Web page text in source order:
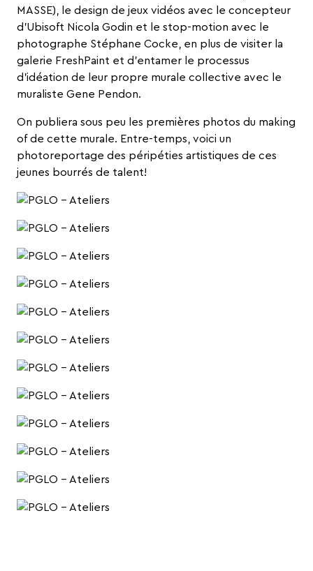
MASSE), le design de jeux vidéos avec le concepteur
d’Ubisoft Nicola Godin et le stop-motion avec le
photographe Stéphane Cocke, en plus de visiter la
galerie FreshPaint et d’entamer le processus
d’idéation de leur propre murale collective avec le
muraliste Gene Pendon.
On publiera sous peu les premières photos du making
of de cette murale. Entre-temps, voici un
photoreportage des péripéties artistiques de ces
jeunes bourrés de talent!